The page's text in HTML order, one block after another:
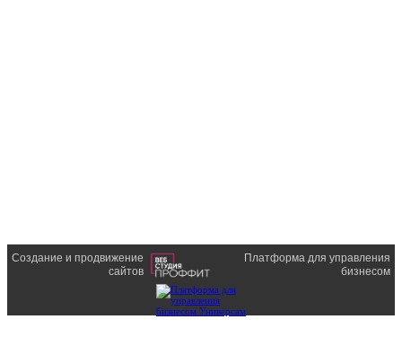
Создание и продвижение
сайтов
Платформа для управления
бизнесом